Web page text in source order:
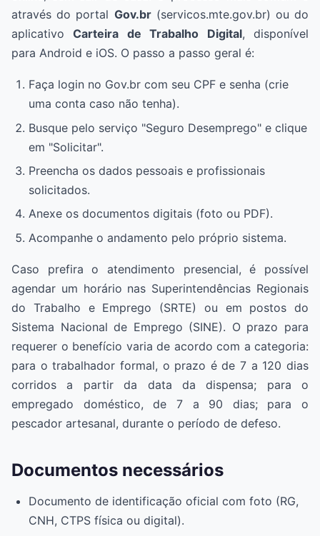
através do portal Gov.br(servicos.mte.gov.br) ou do
aplicativoCarteira de Trabalho Digital, disponível
para Android e iOS. O passo a passo geral é:
Faça login no Gov.br com seu CPF e senha (crie
uma conta caso não tenha).
Busque pelo serviço "Seguro Desemprego" e clique
em "Solicitar".
Preencha os dados pessoais e profissionais
solicitados.
Anexe os documentos digitais (foto ou PDF).
Acompanhe o andamento pelo próprio sistema.
Caso prefira o atendimento presencial, é possível
agendar um horário nas Superintendências Regionais
do Trabalho e Emprego (SRTE) ou em postos do
Sistema Nacional de Emprego (SINE). O prazo para
requerer o benefício varia de acordo com a categoria:
para o trabalhador formal, o prazo é de 7 a 120 dias
corridos a partir da data da dispensa; para o
empregado doméstico, de 7 a 90 dias; para o
pescador artesanal, durante o período de defeso.
Documentos necessários
Documento de identificação oficial com foto (RG,
CNH, CTPS física ou digital).